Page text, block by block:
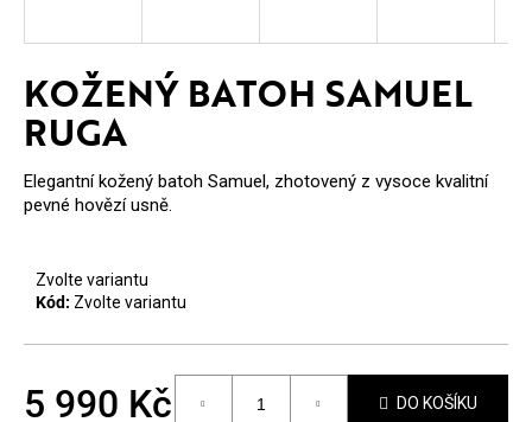
KOŽENÝ BATOH SAMUEL
RUGA
Elegantní kožený batoh Samuel, zhotovený z vysoce kvalitní
pevné hovězí usně.
Zvolte variantu
Kód: Zvolte variantu
5 990 Kč DO KOŠÍKU
E
T
E
N
A
J
T
?